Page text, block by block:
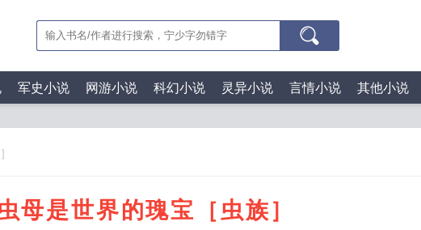
军史小说 网游小说 科幻小说 灵异小说 言情小说 其他小说
母是世界的瑰宝［虫族］